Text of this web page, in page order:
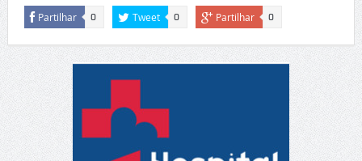
Partilhar 0 Tweet 0 Partilhar 0